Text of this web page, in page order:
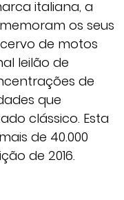
italiana, a
os seus
de motos
leilão de
de
que
clássico. Esta
de 40.000
de 2016.